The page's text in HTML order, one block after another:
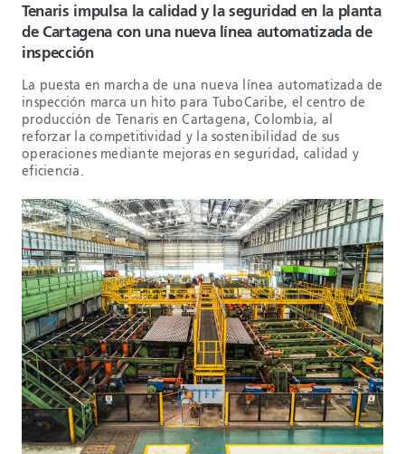
Tenaris impulsa la calidad y la seguridad en la planta
de Cartagena con una nueva línea automatizada de
inspección
La puesta en marcha de una nueva línea automatizada de
inspección marca un hito para TuboCaribe, el centro de
producción de Tenaris en Cartagena, Colombia, al
reforzar la competitividad y la sostenibilidad de sus
operaciones mediante mejoras en seguridad, calidad y
eficiencia.